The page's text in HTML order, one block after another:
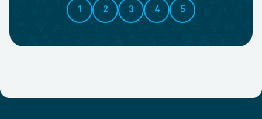
1 2 3 4 5